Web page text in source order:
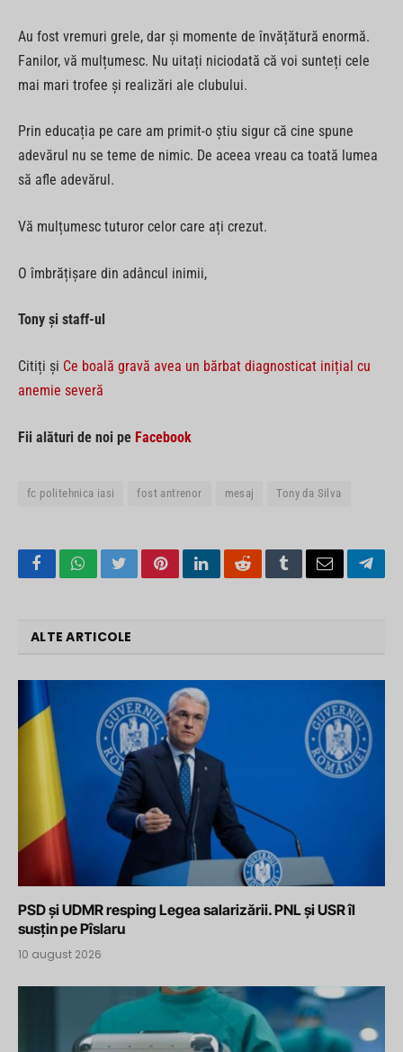
Au fost vremuri grele, dar și momente de învățătură enormă.
Fanilor, vă mulțumesc. Nu uitați niciodată că voi sunteți cele
mai mari trofee și realizări ale clubului.
Prin educația pe care am primit-o știu sigur că cine spune
adevărul nu se teme de nimic. De aceea vreau ca toată lumea
să afle adevărul.
Vă mulțumesc tuturor celor care ați crezut.
O îmbrățișare din adâncul inimii,
Tony și staff-ul
Citiți și Ce boală gravă avea un bărbat diagnosticat inițial cu
anemie severă
Fii alături de noi pe Facebook
fc politehnica iasi fost antrenor mesaj Tony da Silva
FacebookWhatsApp
TwitterPinterestLinkedInRedditTumblrEmail
ALTE ARTICOLE
PSD și UDMR resping Legea salarizării. PNL și USR îl
susțin pe Pîslaru
10 august 2026